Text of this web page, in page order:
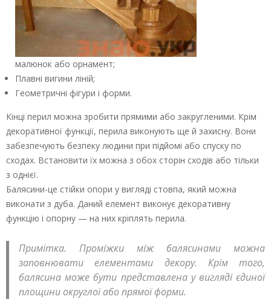
малюнок або орнамент;
Плавні вигини ліній;
Геометричні фігури і форми.
Кінці перил можна зробити прямими або закругленими. Крім
декоративної функції, перила виконують ще й захисну. Вони
забезпечують безпеку людини при підйомі або спуску по
сходах. Встановити їх можна з обох сторін сходів або тільки
з однієї.
Балясини-це стійки опори у вигляді стовпа, який можна
виконати з дуба. Даний елемент виконує декоративну
функцію і опорну — на них кріплять перила.
Примітка. Проміжки між балясинами можна
заповнювати елементами декору. Крім того,
балясина може бути представлена у вигляді єдиної
площини округлої або прямої форми.